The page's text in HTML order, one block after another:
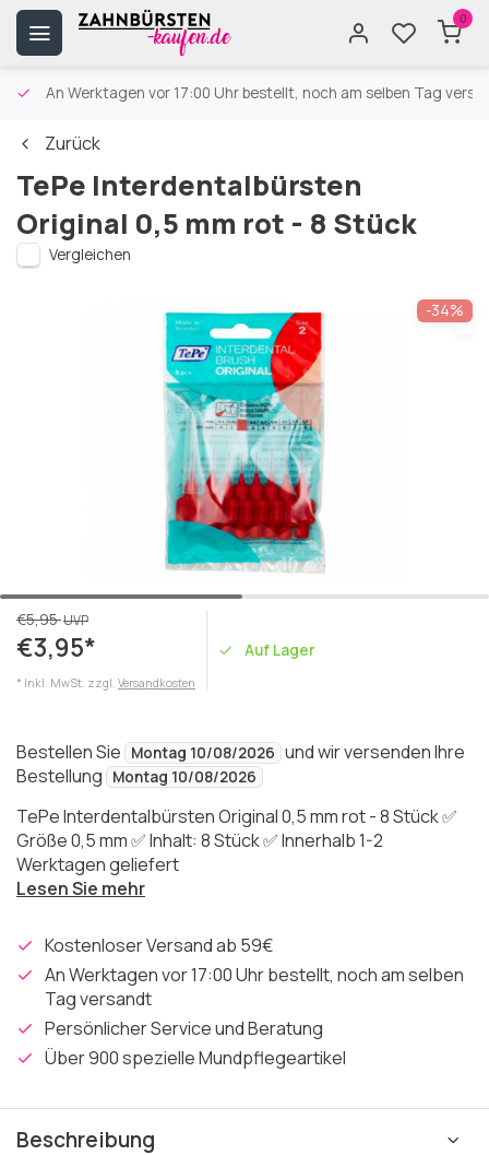
0
An Werktagen vor 17:00 Uhr bestellt, noch am selben Tag
Zurück
TePe Interdentalbürsten
Original 0,5 mm rot - 8 Stück
Vergleichen
-34%
€5,95UVP
€3,95*
* Inkl. MwSt. zzgl. Versandkosten
Auf Lager
Bestellen Sie Montag 10/08/2026 und wir versenden Ihre
Bestellung
Montag 10/08/2026
TePe Interdentalbürsten Original 0,5 mm rot - 8 Stück ✅
Größe 0,5 mm ✅ Inhalt: 8 Stück ✅ Innerhalb 1-2
Werktagen geliefert
Lesen Sie mehr
Kostenloser Versand ab 59€
An Werktagen vor 17:00 Uhr bestellt, noch am selben
Tag versandt
Persönlicher Service und Beratung
Über 900 spezielle Mundpflegeartikel
Beschreibung